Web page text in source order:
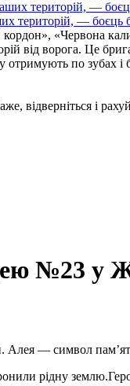
територій, — боєць
кордон», «Червона
від ворога. Це
по зубах
відверніться і
№23 у
— символ пам’яті
рідну